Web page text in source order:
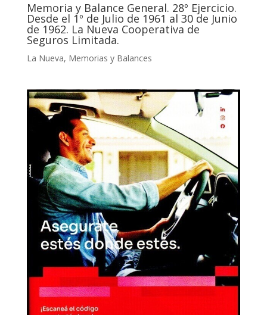
Memoria y Balance General. 28º Ejercicio.
Desde el 1º de Julio de 1961 al 30 de Junio
de 1962. La Nueva Cooperativa de
Seguros Limitada.
La Nueva, Memorias y Balances